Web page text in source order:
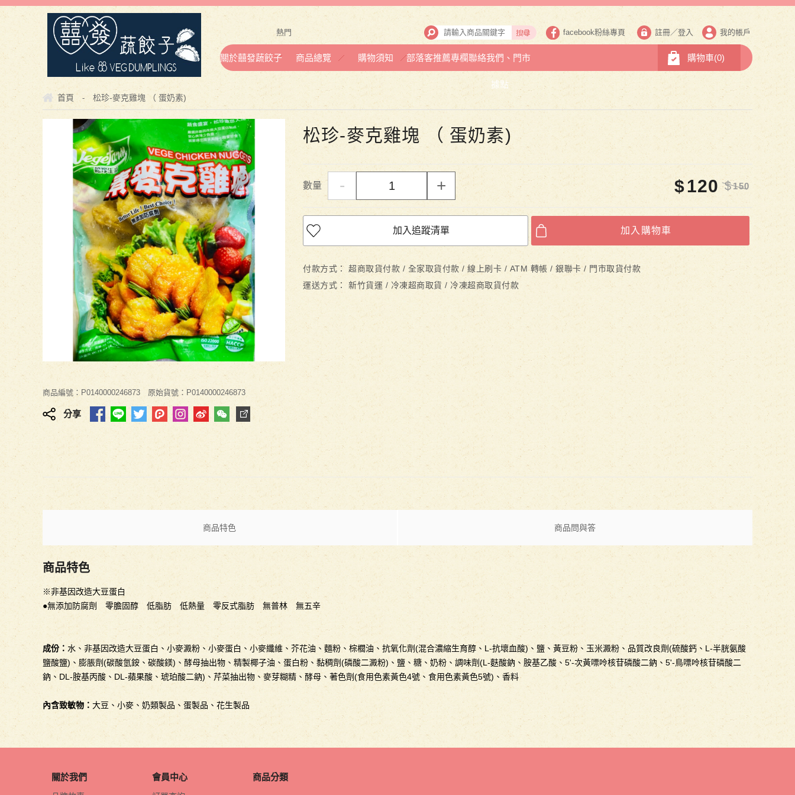
我的帳戶
註冊／登入
facebook粉絲專頁
熱門
關於囍發蔬餃子 商品總覽 購物須知 部落客推薦專欄聯絡我們、門市
據點
購物車(0)
首頁 - 松珍-麥克雞塊 （ 蛋奶素)
商品編號：P0140000246873 原始貨號：P0140000246873
分享
松珍-麥克雞塊 （ 蛋奶素)
數量 - + $120 $150
加入追蹤清單 加入購物車
付款方式： 超商取貨付款 / 全家取貨付款 / 線上刷卡 / ATM 轉帳 / 銀聯卡 / 門市取貨付款
運送方式：
新竹貨運 / 冷凍超商取貨 / 冷凍超商取貨付款
商品特色 商品問與答
商品特色
※非基因改造大豆蛋白
●無添加防腐劑 零膽固醇 低脂肪 低熱量 零反式脂肪 無普林 無五辛
成份： 水、非基因改造大豆蛋白、小麥澱粉、小麥蛋白、小麥纖維、芥花油、麵粉、棕櫚油、抗氧化劑(混合濃縮生育醇、L-抗壞血酸)、鹽、黃豆粉、玉米澱粉、品質改良劑(硫酸鈣、L-半胱氨酸
鹽酸鹽)、膨脹劑(碳酸氫銨、碳酸鎂)、酵母抽出物、精製椰子油、蛋白粉、黏稠劑(磷酸二澱粉)、鹽、糖、奶粉、調味劑(L-麩酸鈉、胺基乙酸、5'-次黃嘌呤核苷磷酸二鈉、5'-鳥嘌呤核苷磷酸二
鈉、DL-胺基丙酸、DL-蘋果酸、琥珀酸二鈉)、芹菜抽出物、麥芽糊精、酵母、著色劑(食用色素黃色4號、食用色素黃色5號)、香料
內含致敏物： 大豆、小麥、奶類製品、蛋製品、花生製品
關於我們 會員中心 商品分類